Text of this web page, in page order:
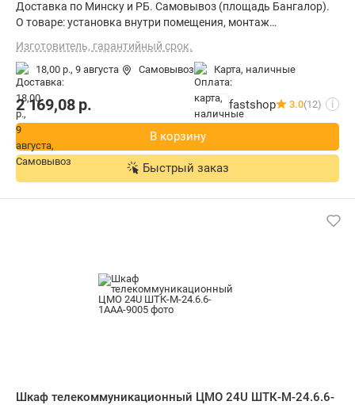
Доставка по Минску и РБ. Самовывоз (площадь Бангалор).
О товаре: установка внутри помещения, монтаж
защиты IP20, ВхШхГ: 124.5x60x60 см
Изготовитель, гарантийный срок.
18,00 р., 9 августа Самовывоз карта, наличные
2 169,08р. fastshop 3.0(12) i
В корзину
Быстрый заказ
Шкаф телекоммуникационный ЦМО 24U ШТК-М-24.6.6-